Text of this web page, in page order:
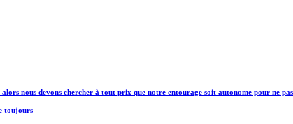
nous devons chercher à tout prix que notre entourage soit autonome pour ne
toujours